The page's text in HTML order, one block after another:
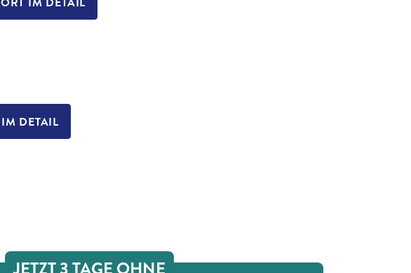
DETAIL